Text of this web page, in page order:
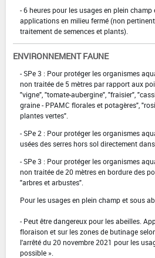
- 6 heures pour les usages en plein champ
applications en milieu fermé (non
traitement de semences et plants).
ENVIRONNEMENT FAUNE
- SPe 3 : Pour protéger les organismes
non traitée de 5 mètres par rapport aux
"vigne", "tomate-aubergine", "fraisier",
graine - PPAMC florales et potagères",
plantes vertes".
- SPe 2 : Pour protéger les organismes
usées des serres hors sol directement
- SPe 3 : Pour protéger les organismes
non traitée de 20 mètres en bordure des
"arbres et arbustes".
Pour les usages en plein champ et sous
- Peut être dangereux pour les abeilles.
floraison et sur les zones de butinage
l'arrêté du 20 novembre 2021 pour les
possible ».